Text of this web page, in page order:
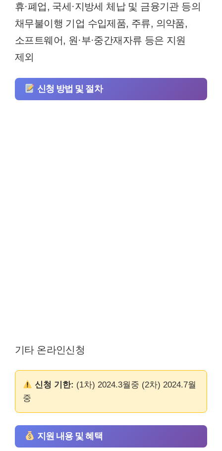
휴·폐업, 국세·지방세 체납 및 금융기관 등의
채무불이행 기업 수입제품, 주류, 의약품,
소프트웨어, 원·부·중간재자류 등은 지원
제외
신청 방법 및 절차
기타 온라인신청
신청 기한: (1차) 2024.3월중 (2차) 2024.7월
중
지원 내용 및 혜택